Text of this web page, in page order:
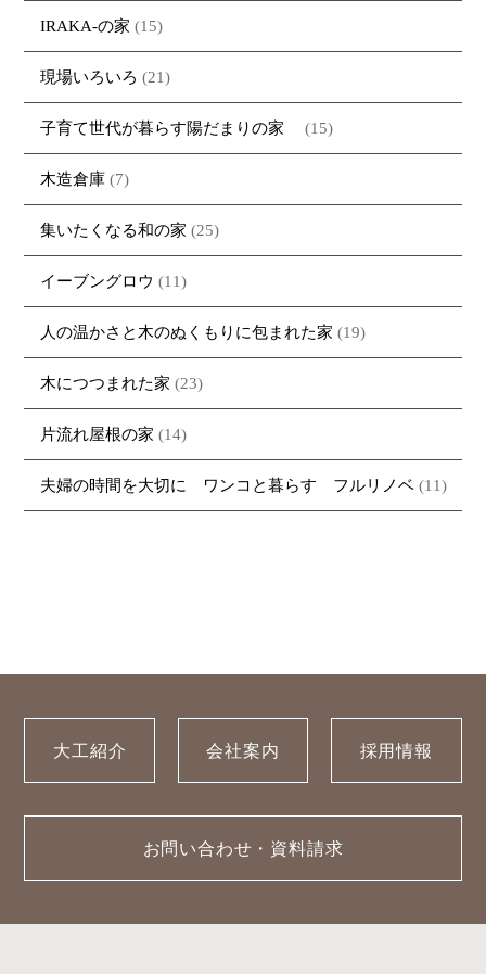
IRAKA-の家 (15)
現場いろいろ (21)
子育て世代が暮らす陽だまりの家 (15)
木造倉庫 (7)
集いたくなる和の家 (25)
イーブングロウ (11)
人の温かさと木のぬくもりに包まれた家 (19)
木につつまれた家 (23)
片流れ屋根の家 (14)
夫婦の時間を大切に ワンコと暮らす フルリノベ (11)
大工紹介 会社案内 採用情報
お問い合わせ・資料請求